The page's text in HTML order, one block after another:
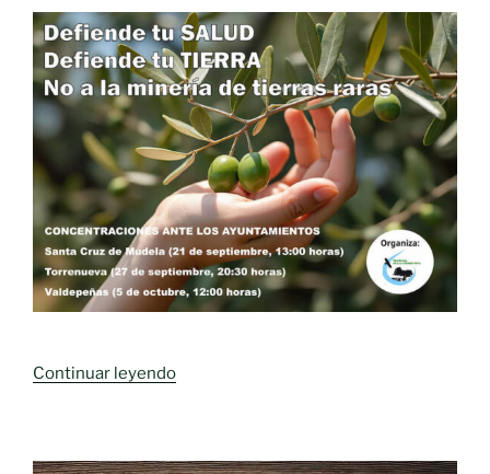
Continuar leyendo» Tierra